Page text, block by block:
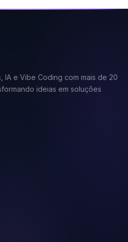
IA e Vibe Coding com mais de 20
ideias em soluções